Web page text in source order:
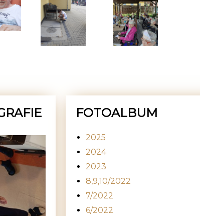
FOTOALBUM
2025
2024
2023
8,9,10/2022
7/2022
6/2022